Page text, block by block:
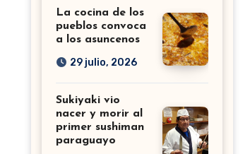
La cocina de los
pueblos convoca
a los asuncenos
29 julio, 2026
Sukiyaki vio
nacer y morir al
primer sushiman
paraguayo